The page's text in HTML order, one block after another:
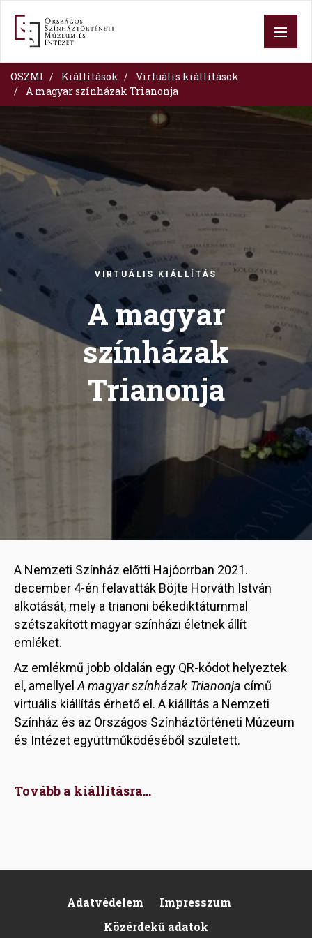
content
OSZMI Kiállítások
Virtuális kiállítások
A magyar színházak Trianonja
VIRTUÁLIS KIÁLLÍTÁS
A magyar
színházak
Trianonja
A Nemzeti Színház előtti Hajóorrban 2021.
december 4-én felavatták Böjte Horváth István
alkotását, mely a trianoni békediktátummal
szétszakított magyar színházi életnek állít
emléket.
Az emlékmű jobb oldalán egy QR-kódot helyeztek
el, amellyelA magyar színházak Trianonja című
virtuális kiállítás érhető el. A kiállítás a Nemzeti
Színház és az Országos Színháztörténeti Múzeum
és Intézet együttműködéséből született.
Tovább a kiállításra...
Footer
Adatvédelem
Impresszum
Közérdekű adatok